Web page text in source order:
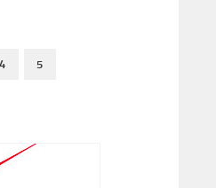
4 5